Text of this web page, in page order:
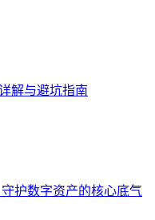
解与避坑指南
护数字资产的核心底气